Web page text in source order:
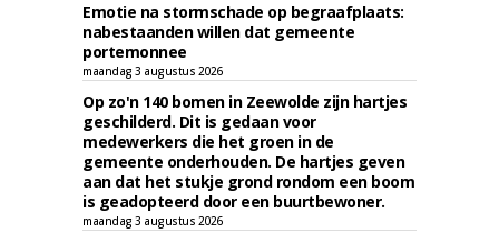
Emotie na stormschade op begraafplaats:
nabestaanden willen dat gemeente
portemonnee
maandag 3 augustus 2026
Op zo'n 140 bomen in Zeewolde zijn hartjes
geschilderd. Dit is gedaan voor
medewerkers die het groen in de
gemeente onderhouden. De hartjes geven
aan dat het stukje grond rondom een boom
is geadopteerd door een buurtbewoner.
maandag 3 augustus 2026